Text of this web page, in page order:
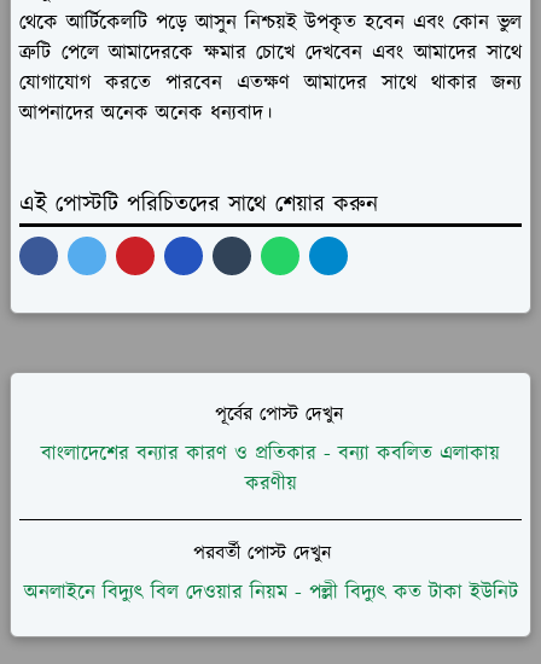
থেকে আর্টিকেলটি পড়ে আসুন নিশ্চয়ই উপকৃত হবেন এবং কোন ভুল
ত্রুটি পেলে আমাদেরকে ক্ষমার চোখে দেখবেন এবং আমাদের সাথে
যোগাযোগ করতে পারবেন এতক্ষণ আমাদের সাথে থাকার জন্য
আপনাদের অনেক অনেক ধন্যবাদ।
এই পোস্টটি পরিচিতদের সাথে শেয়ার করুন
পূর্বের পোস্ট দেখুন
বাংলাদেশের বন্যার কারণ ও প্রতিকার - বন্যা কবলিত এলাকায়
করণীয়
পরবর্তী পোস্ট দেখুন
অনলাইনে বিদ্যুৎ বিল দেওয়ার নিয়ম - পল্লী বিদ্যুৎ কত টাকা ইউনিট